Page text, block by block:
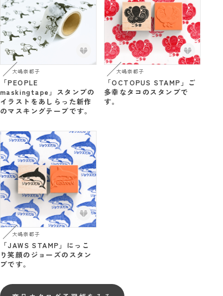
大嶋奈都子
「PEOPLE
maskingtape」スタンプの
イラストをあしらった新作
のマスキングテープです。
大嶋奈都子
「OCTOPUS STAMP」ご
多幸なタコのスタンプで
す。
大嶋奈都子
「JAWS STAMP」にっこ
り笑顔のジョーズのスタン
プです。